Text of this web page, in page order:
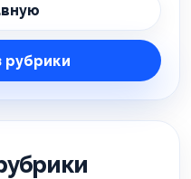
рубрики